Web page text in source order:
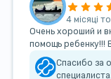
4 місяці
Очень хороший и
помощь ребенку!!!
Спасибо за